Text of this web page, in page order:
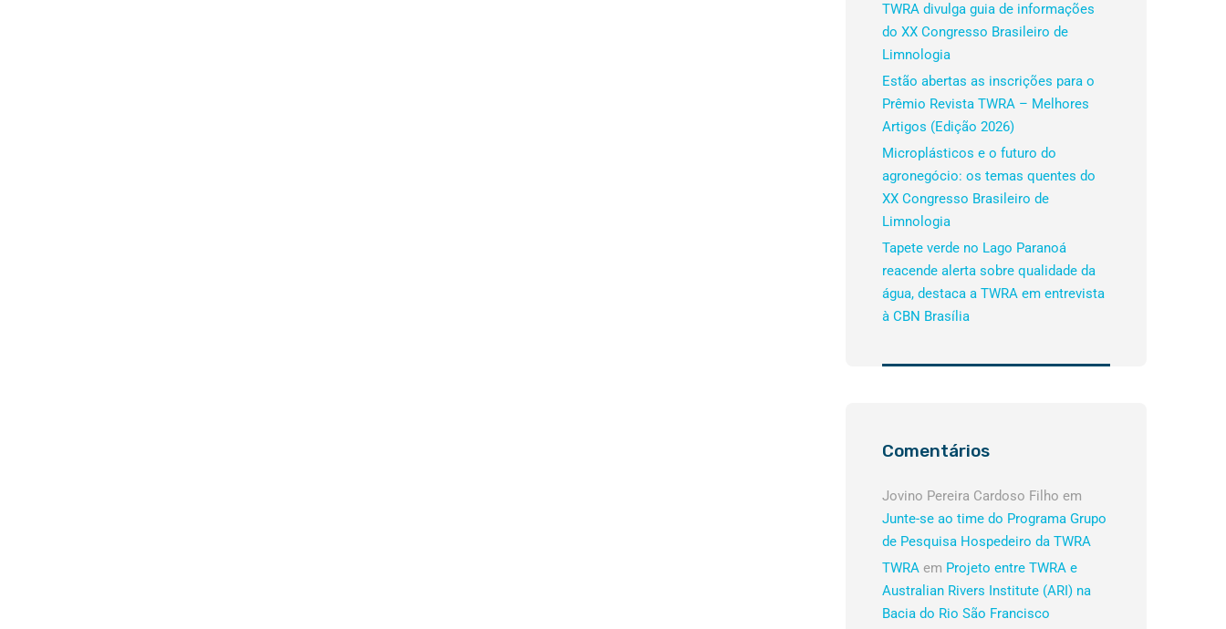
TWRA divulga guia de informações
do XX Congresso Brasileiro de
Limnologia
Estão abertas as inscrições para o
Prêmio Revista TWRA – Melhores
Artigos (Edição 2026)
Microplásticos e o futuro do
agronegócio: os temas quentes do
XX Congresso Brasileiro de
Limnologia
Tapete verde no Lago Paranoá
reacende alerta sobre qualidade da
água, destaca a TWRA em entrevista
à CBN Brasília
Comentários
Jovino Pereira Cardoso Filho em
Junte-se ao time do Programa Grupo
de Pesquisa Hospedeiro da TWRA
TWRA em Projeto entre TWRA e
Australian Rivers Institute (ARI) na
Bacia do Rio São Francisco